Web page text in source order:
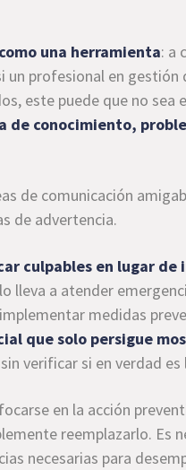
una herramienta: a
un profesional en
este puede que no sea
de conocimiento,
de comunicación
de advertencia.
culpables en lugar
lleva a atender
medidas
que solo persigue
verificar si en verdad
en la acción
reemplazarlo. Es
necesarias para